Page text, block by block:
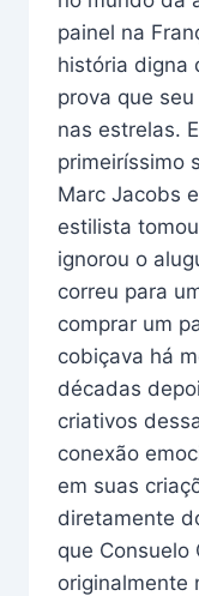
painel na
história digna
prova que
nas estrelas.
primeiríssimo
Marc Jacobs
estilista
ignorou o
correu para
comprar um
cobiçava há
décadas
criativos
conexão
em suas
diretamente
que Consuelo
originalmente